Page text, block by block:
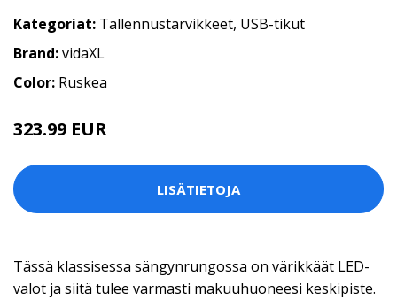
Kategoriat: Tallennustarvikkeet, USB-tikut
Brand:vidaXL
Color: Ruskea
323.99 EUR
LISÄTIETOJA
Tässä klassisessa sängynrungossa on värikkäät LED-
valot ja siitä tulee varmasti makuuhuoneesi keskipiste.